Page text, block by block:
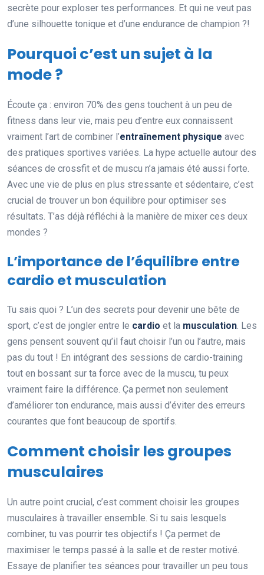
secrète pour exploser tes performances. Et qui ne veut pas
d’une silhouette tonique et d’une endurance de champion ?!
Pourquoi c’est un sujet à la
mode ?
Écoute ça : environ 70% des gens touchent à un peu de
fitness dans leur vie, mais peu d’entre eux connaissent
vraiment l’art de combiner l’entraînement physique avec
des pratiques sportives variées. La hype actuelle autour des
séances de crossfit et de muscu n’a jamais été aussi forte.
Avec une vie de plus en plus stressante et sédentaire, c’est
crucial de trouver un bon équilibre pour optimiser ses
résultats. T’as déjà réfléchi à la manière de mixer ces deux
mondes ?
L’importance de l’équilibre entre
cardio et musculation
Tu sais quoi ? L’un des secrets pour devenir une bête de
sport, c’est de jongler entre le cardio et la musculation. Les
gens pensent souvent qu’il faut choisir l’un ou l’autre, mais
pas du tout ! En intégrant des sessions de cardio-training
tout en bossant sur ta force avec de la muscu, tu peux
vraiment faire la différence. Ça permet non seulement
d’améliorer ton endurance, mais aussi d’éviter des erreurs
courantes que font beaucoup de sportifs.
Comment choisir les groupes
musculaires
Un autre point crucial, c’est comment choisir les groupes
musculaires à travailler ensemble. Si tu sais lesquels
combiner, tu vas pourrir tes objectifs ! Ça permet de
maximiser le temps passé à la salle et de rester motivé.
Essaye de planifier tes séances pour travailler un peu tous